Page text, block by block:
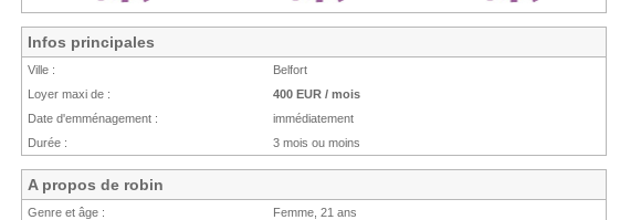
Infos principales
Ville :
Belfort
Loyer maxi de :
400 EUR / mois
Date d'emménagement :
immédiatement
Durée :
3 mois ou moins
A propos de robin
Genre et âge :
Femme, 21 ans